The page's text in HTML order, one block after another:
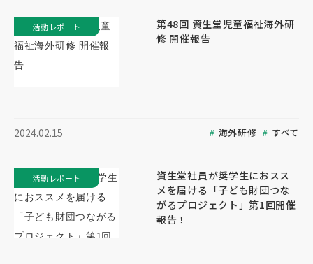
第48回 資生堂児童福祉海外研
修 開催報告
2024.02.15 海外研修 すべて
活動レポート
資生堂社員が奨学生におスス
メを届ける「子ども財団つな
がるプロジェクト」第1回開催
報告！
活動レポート